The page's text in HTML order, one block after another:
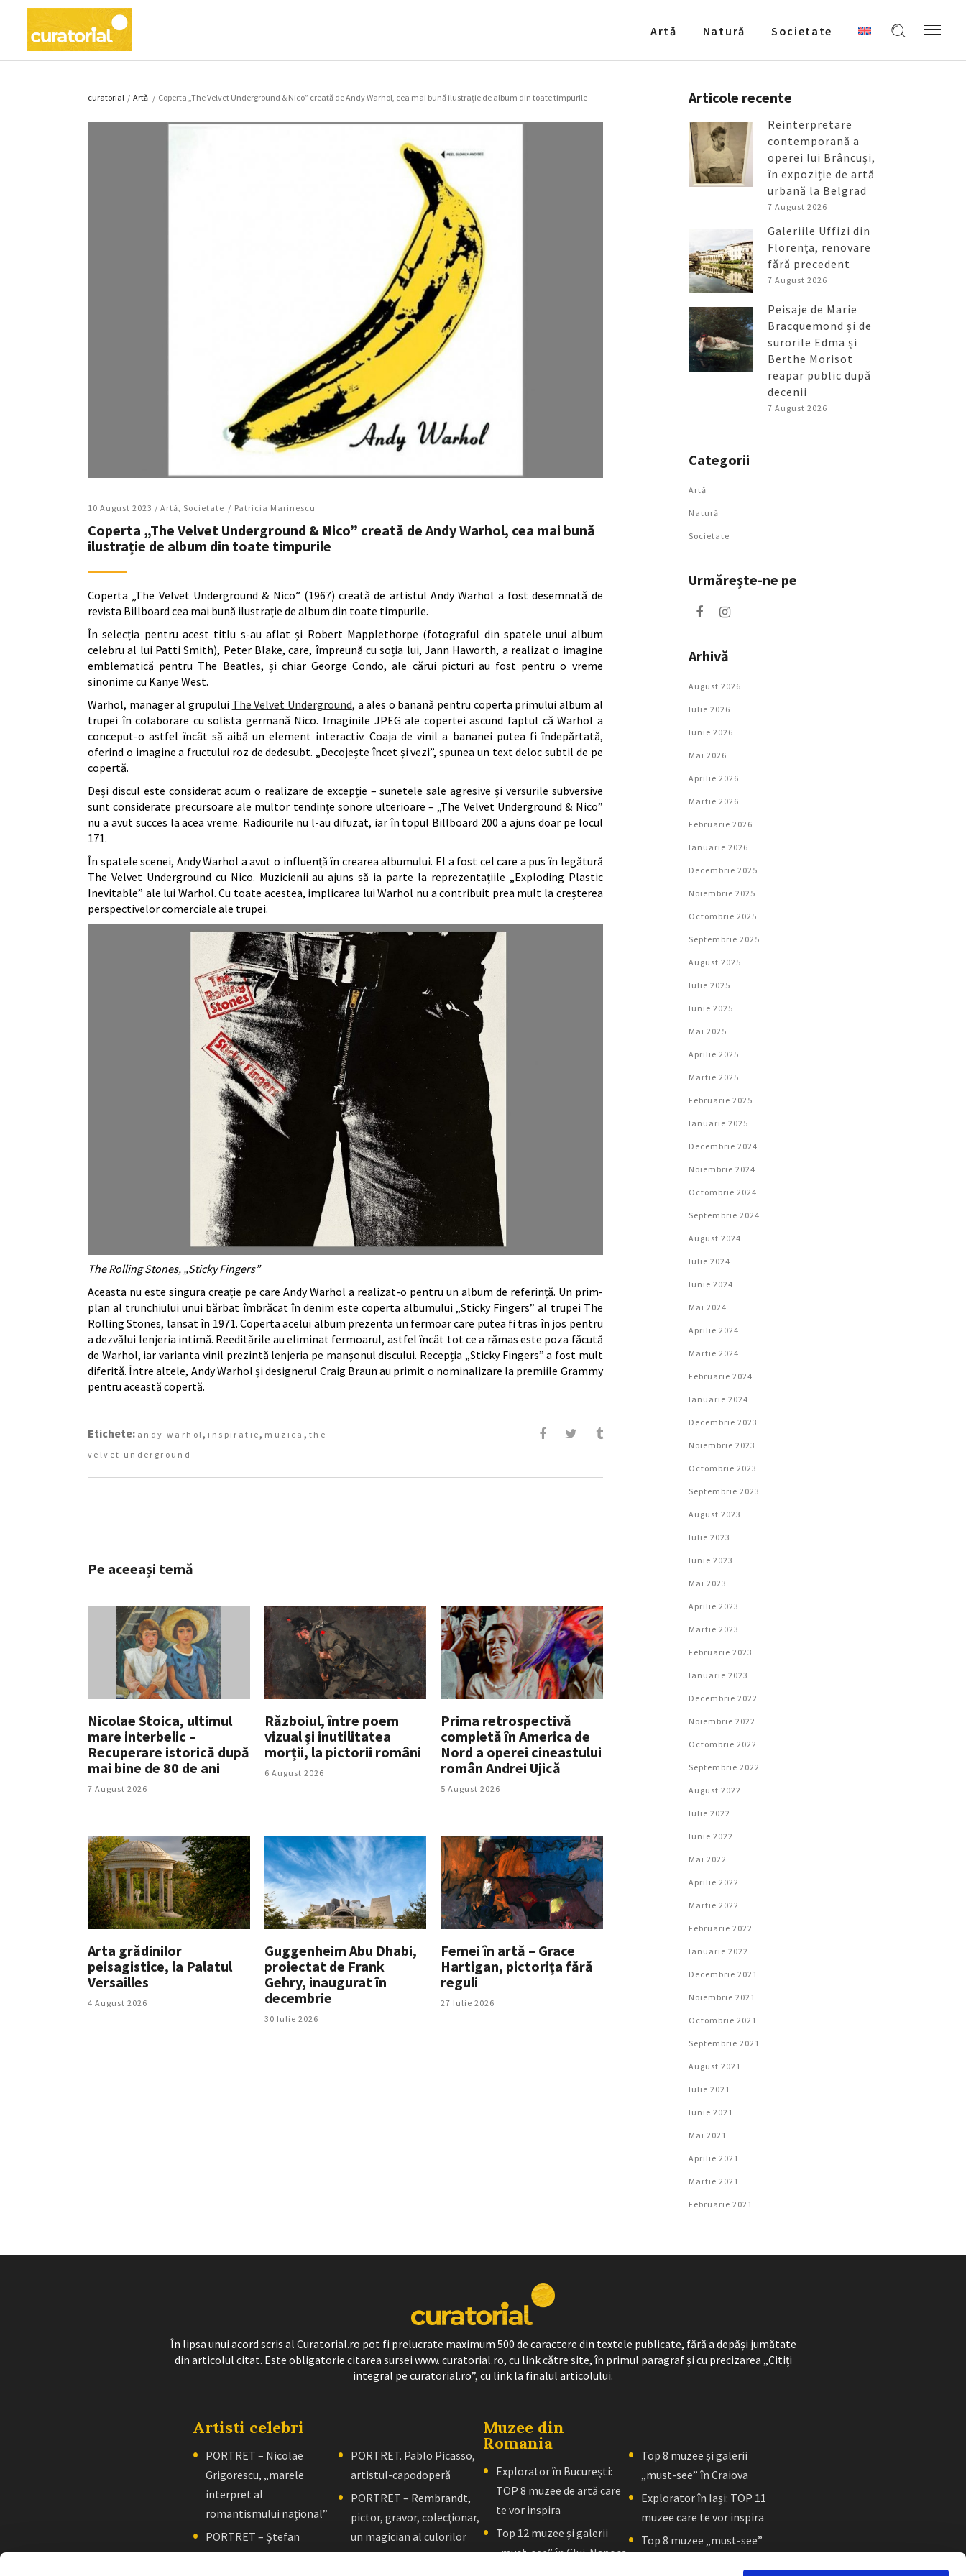
Artǎ Natură Societate
curatorial / Artǎ / Coperta „The Velvet Underground & Nico” creată de Andy Warhol, cea mai bună ilustrație de album din toate timpurile
10 August 2023 / Artǎ Societate Patricia Marinescu
Coperta „The Velvet Underground & Nico” creată de Andy Warhol, cea mai bună
ilustrație de album din toate timpurile
Coperta „The Velvet Underground & Nico” (1967) creată de artistul Andy Warhol a fost desemnată de
revista Billboard cea mai bună ilustrație de album din toate timpurile.
În selecția pentru acest titlu s-au aflat și Robert Mapplethorpe (fotograful din spatele unui album
celebru al lui Patti Smith), Peter Blake, care, împreună cu soția lui, Jann Haworth, a realizat o imagine
emblematică pentru The Beatles, și chiar George Condo, ale cărui picturi au fost pentru o vreme
sinonime cu Kanye West.
Warhol, manager al grupului The Velvet Underground, a ales o banană pentru coperta primului album al
trupei în colaborare cu solista germană Nico. Imaginile JPEG ale copertei ascund faptul că Warhol a
conceput-o astfel încât să aibă un element interactiv. Coaja de vinil a bananei putea fi îndepărtată,
oferind o imagine a fructului roz de dedesubt. „Decojește încet și vezi”, spunea un text deloc subtil de pe
copertă.
Deși discul este considerat acum o realizare de excepție – sunetele sale agresive și versurile subversive
sunt considerate precursoare ale multor tendințe sonore ulterioare – „The Velvet Underground & Nico”
nu a avut succes la acea vreme. Radiourile nu l-au difuzat, iar în topul Billboard 200 a ajuns doar pe locul
171.
În spatele scenei, Andy Warhol a avut o influență în crearea albumului. El a fost cel care a pus în legătură
The Velvet Underground cu Nico. Muzicienii au ajuns să ia parte la reprezentațiile „Exploding Plastic
Inevitable” ale lui Warhol. Cu toate acestea, implicarea lui Warhol nu a contribuit prea mult la creșterea
perspectivelor comerciale ale trupei.
The Rolling Stones, „Sticky Fingers”
Aceasta nu este singura creație pe care Andy Warhol a realizat-o pentru un album de referință. Un prim-
plan al trunchiului unui bărbat îmbrăcat în denim este coperta albumului „Sticky Fingers” al trupei The
Rolling Stones, lansat în 1971. Coperta acelui album prezenta un fermoar care putea fi tras în jos pentru
a dezvălui lenjeria intimă. Reeditările au eliminat fermoarul, astfel încât tot ce a rămas este poza făcută
de Warhol, iar varianta vinil prezintă lenjeria pe manșonul discului. Recepția „Sticky Fingers” a fost mult
diferită. Între altele, Andy Warhol și designerul Craig Braun au primit o nominalizare la premiile Grammy
pentru această copertă.
Etichete: andy warhol, inspiratie, muzica , the
velvet underground
Pe aceeași temă
Nicolae Stoica, ultimul
mare interbelic –
Recuperare istorică după
mai bine de 80 de ani
7 August 2026
Războiul, între poem
vizual și inutilitatea
morții, la pictorii români
6 August 2026
Prima retrospectivă
completă în America de
Nord a operei cineastului
român Andrei Ujică
5 August 2026
Arta grădinilor
peisagistice, la Palatul
Versailles
4 August 2026
Guggenheim Abu Dhabi,
proiectat de Frank
Gehry, inaugurat în
decembrie
30 Iulie 2026
Femei în artă – Grace
Hartigan, pictorița fără
reguli
27 Iulie 2026
Articole recente
Reinterpretare
contemporană a
operei lui Brâncuși,
în expoziție de artă
urbană la Belgrad
7 August 2026
Galeriile Uffizi din
Florența, renovare
fără precedent
7 August 2026
Peisaje de Marie
Bracquemond și de
surorile Edma și
Berthe Morisot
reapar public după
decenii
7 August 2026
Categorii
Artǎ
Natură
Societate
Urmăreşte-ne pe
Arhivă
August 2026
Iulie 2026
Iunie 2026
Mai 2026
Aprilie 2026
Martie 2026
Februarie 2026
Ianuarie 2026
Decembrie 2025
Noiembrie 2025
Octombrie 2025
Septembrie 2025
August 2025
Iulie 2025
Iunie 2025
Mai 2025
Aprilie 2025
Martie 2025
Februarie 2025
Ianuarie 2025
Decembrie 2024
Noiembrie 2024
Octombrie 2024
Septembrie 2024
August 2024
Iulie 2024
Iunie 2024
Mai 2024
Aprilie 2024
Martie 2024
Februarie 2024
Ianuarie 2024
Decembrie 2023
Noiembrie 2023
Octombrie 2023
Septembrie 2023
August 2023
Iulie 2023
Iunie 2023
Mai 2023
Aprilie 2023
Martie 2023
Februarie 2023
Ianuarie 2023
Decembrie 2022
Noiembrie 2022
Octombrie 2022
Septembrie 2022
August 2022
Iulie 2022
Iunie 2022
Mai 2022
Aprilie 2022
Martie 2022
Februarie 2022
Ianuarie 2022
Decembrie 2021
Noiembrie 2021
Octombrie 2021
Septembrie 2021
August 2021
Iulie 2021
Iunie 2021
Mai 2021
Aprilie 2021
Martie 2021
Februarie 2021
În lipsa unui acord scris al Curatorial.ro pot fi prelucrate maximum 500 de caractere din textele publicate, fără a depăși jumătate
din articolul citat. Este obligatorie citarea sursei www. curatorial.ro, cu link către site, în primul paragraf și cu precizarea „Citiți
integral pe curatorial.ro”, cu link la finalul articolului.
Artisti celebri
PORTRET – Nicolae
Grigorescu, „marele
interpret al
romantismului naţional”
PORTRET – Ştefan
Luchian, „un zugrav”
PORTRET. Pablo Picasso,
artistul-capodoperă
PORTRET – Rembrandt,
pictor, gravor, colecţionar,
un magician al culorilor
Muzee din
Romania
Explorator în București:
TOP 8 muzee de artă care
te vor inspira
Top 12 muzee și galerii
„must-see” în Cluj-Napoca
Top 8 muzee și galerii
„must-see” în Craiova
Explorator în Iași: TOP 11
muzee care te vor inspira
Top 8 muzee „must-see”